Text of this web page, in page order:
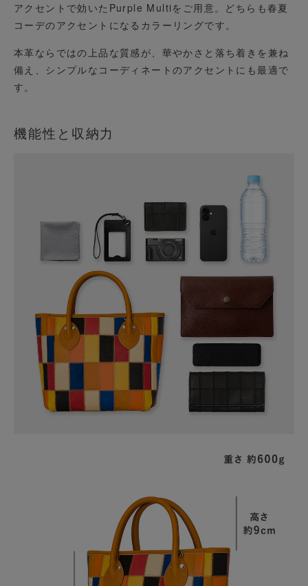
アクセントで効いたPurple Multiをご用意。どちらも春夏
コーデのアクセントになるカラーリングです。
本革ならではの上品な質感が、華やかさと落ち着きを兼ね
備え、シンプルなコーディネートのアクセントにも最適で
す。
機能性と収納力